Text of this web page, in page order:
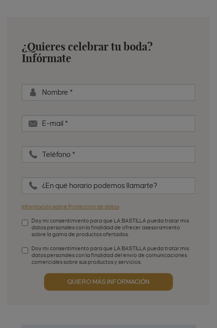
¿Quieres celebrar tu boda?
Infórmate
Nombre *
E-mail *
Teléfono *
¿En qué horario podemos llamarte?
Información sobre Protección de datos
Doy mi consentimiento para que LA BASTILLA pueda tratar mis
datos personales con la finalidad de ofrecer asesoramiento
sobre la gama de productos ofertados.
Aceptación de condiciones*
Doy mi consentimiento para que LA BASTILLA pueda tratar mis
datos personales con la finalidad del envío de comunicaciones
comerciales sobre sus productos y servicios.
Aceptación publicidad
QUIERO MÁS INFORMACIÓN